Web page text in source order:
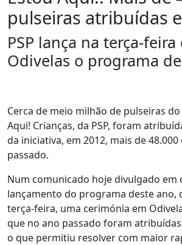
pulseiras atribuídas
PSP lança na terça-feira
Odivelas o programa
Cerca de meio milhão de pulseiras
Aqui! Crianças, da PSP, foram
da iniciativa, em 2012, mais de
passado.
Num comunicado hoje divulgado em
lançamento do programa deste ano,
terça-feira, uma cerimónia em
que no ano passado foram
o que permitiu resolver com maior